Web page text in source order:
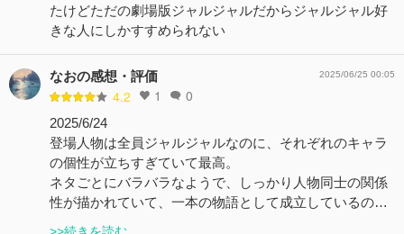
たけどただの劇場版ジャルジャルだからジャルジャル好
きな人にしかすすめられない
なおの感想・評価
4.2 1 0
2025/06/25 00:05
2025/6/24
登場人物は全員ジャルジャルなのに、それぞれのキャラ
の個性が立ちすぎていて最高。
ネタごとにバラバラなようで、しっかり人物同士の関係
性が描かれていて、一本の物語として成立しているの…